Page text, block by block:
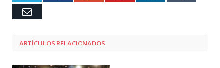
Email
ARTÍCULOS RELACIONADOS